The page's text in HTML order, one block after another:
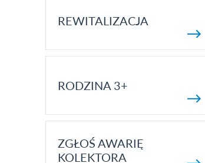
REWITALIZACJA
RODZINA 3+
ZGŁOŚ AWARIĘ
KOLEKTORA